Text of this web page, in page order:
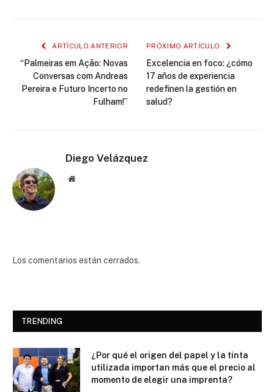
ARTÍCULO ANTERIOR
“Palmeiras em Ação: Novas
Conversas com Andreas
Pereira e Futuro Incerto no
Fulham!”
PRÓXIMO ARTÍCULO
Excelencia en foco: ¿cómo
17 años de experiencia
redefinen la gestión en
salud?
Diego Velázquez
Website
Los comentarios están cerrados.
TRENDING
¿Por qué el origen del papel y la tinta
utilizada importan más que el precio al
momento de elegir una imprenta?